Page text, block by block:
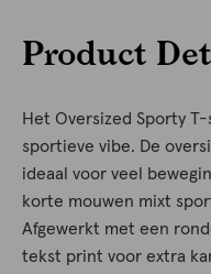
Product
Het Oversized Sporty
sportieve vibe. De
ideaal voor veel
korte mouwen mixt
Afgewerkt met een
tekst print voor extra